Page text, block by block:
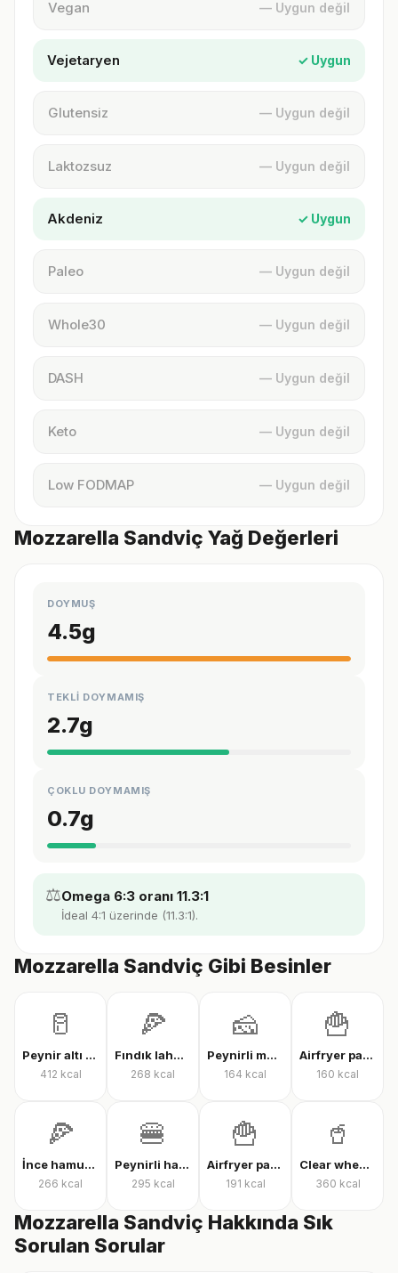
Vegan — Uygun değil
Vejetaryen ✓ Uygun
Glutensiz — Uygun değil
Laktozsuz — Uygun değil
Akdeniz ✓ Uygun
Paleo — Uygun değil
Whole30 — Uygun değil
DASH — Uygun değil
Keto — Uygun değil
Low FODMAP — Uygun değil
Mozzarella Sandviç Yağ Değerleri
DOYMUŞ
4.5g
TEKLİ DOYMAMIŞ
2.7g
ÇOKLU DOYMAMIŞ
0.7g
⚖️Omega 6:3 oranı 11.3:1
İdeal 4:1 üzerinde (11.3:1).
Mozzarella Sandviç Gibi Besinler
🥛
Peynir altı suyu protein tozu
412 kcal
🍕
Fındık lahmacun
268 kcal
🧀
Peynirli makarna
164 kcal
🍟
Airfryer patates kızartması
160 kcal
🍕
İnce hamur karışık pizza
266 kcal
🍔
Peynirli hamburger
295 kcal
🍟
Airfryer patates kızartması
191 kcal
🥤
Clear whey protein
360 kcal
Mozzarella Sandviç Hakkında Sık
Sorulan Sorular